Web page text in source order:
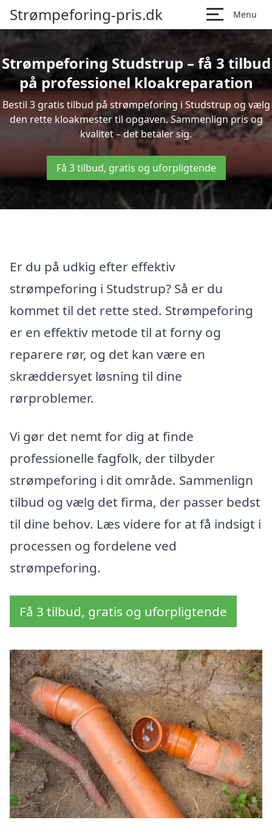
Strømpeforing-pris.dk Menu
Strømpeforing Studstrup – få 3 tilbud
på professionel kloakreparation
Bestil 3 gratis tilbud på strømpeforing i Studstrup og vælg
den rette kloakmester til opgaven. Sammenlign pris og
kvalitet – det betaler sig.
Få 3 tilbud, gratis og uforpligtende
Er du på udkig efter effektiv
strømpeforing i Studstrup? Så er du
kommet til det rette sted. Strømpeforing
er en effektiv metode til at forny og
reparere rør, og det kan være en
skræddersyet løsning til dine
rørproblemer.
Vi gør det nemt for dig at finde
professionelle fagfolk, der tilbyder
strømpeforing i dit område. Sammenlign
tilbud og vælg det firma, der passer bedst
til dine behov. Læs videre for at få indsigt i
processen og fordelene ved
strømpeforing.
Få 3 tilbud, gratis og uforpligtende